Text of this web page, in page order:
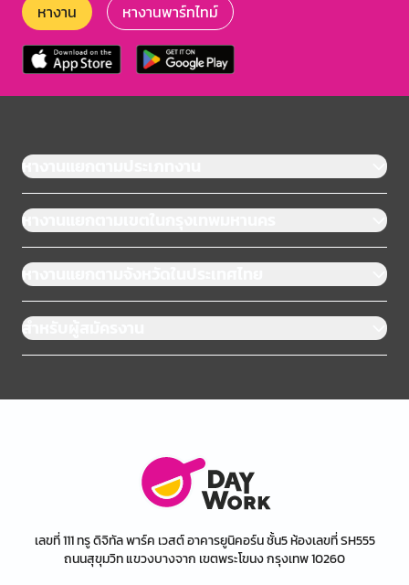
หางาน หางานพาร์ทไทม์
หางานแยกตามประเภทงาน
หางานแยกตามเขตในกรุงเทพมหานคร
หางานแยกตามจังหวัดในประเทศไทย
สำหรับผู้สมัครงาน
เลขที่ 111 ทรู ดิจิทัล พาร์ค เวสต์ อาคารยูนิคอร์น ชั้น5 ห้องเลขที่ SH555
ถนนสุขุมวิท แขวงบางจาก เขตพระโขนง กรุงเทพ 10260